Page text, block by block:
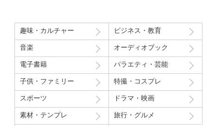
価格の安い順
価格の高い順
月間ランキング
年間ランキング
趣味・カルチャー ビジネス・教育
音楽 オーディオブック
電子書籍 バラエティ・芸能
子供・ファミリー 特撮・コスプレ
スポーツ ドラマ・映画
素材・テンプレ 旅行・グルメ